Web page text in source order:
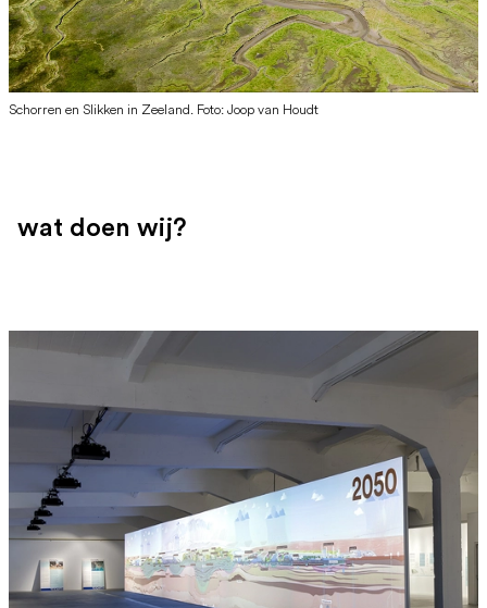
Schorren en Slikken in Zeeland. Foto: Joop van Houdt
wat doen wij?